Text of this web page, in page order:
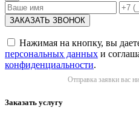
Нажимая на кнопку, вы
персональных данных и
конфиденциальности.
Отправка заявки вас
Заказать услугу